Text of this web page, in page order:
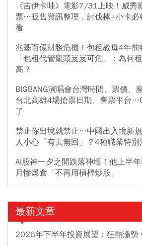
《吉伊卡哇》電影7/31上映！威秀
票…販售資訊整理，討伐棒+小卡必
看
兆基百億財務危機！包租教母4年前
「包租代管龍頭岌岌可危」：為何
高？
BIGBANG演唱會台灣時間、票價、
台北高雄4場搶票日期、售票平台
了
禁止你出境就禁止…中國出入境新
人小心「有去無回」？4種職業特
AI股神一夕之間跌落神壇！他上半
月慘爆倉「不再用槓桿炒股」
最新文章
2026年下半年投資展望：狂熱漲勢